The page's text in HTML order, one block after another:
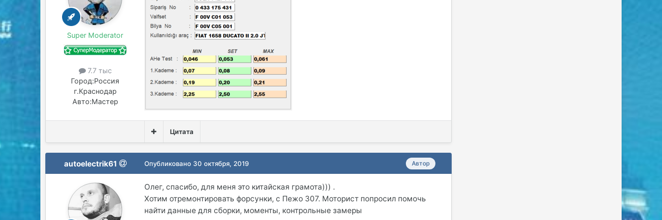
Super Moderator
7.7 тыс
Город:Россия
г.Краснодар
Авто:Мастер
Цитата
autoelectrik61 Автор
Опубликовано 30 октября, 2019
Олег, спасибо, для меня это китайская грамота))) .
Хотим отремонтировать форсунки, с Пежо 307. Моторист попросил помочь
найти данные для сборки, моменты, контрольные замеры